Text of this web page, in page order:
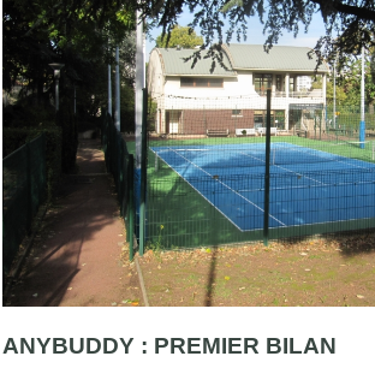
ANYBUDDY : PREMIER BILAN